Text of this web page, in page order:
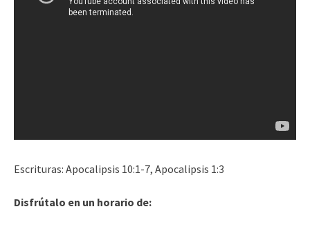
Escrituras: Apocalipsis 10:1-7, Apocalipsis 1:3
Disfrútalo en un horario de: